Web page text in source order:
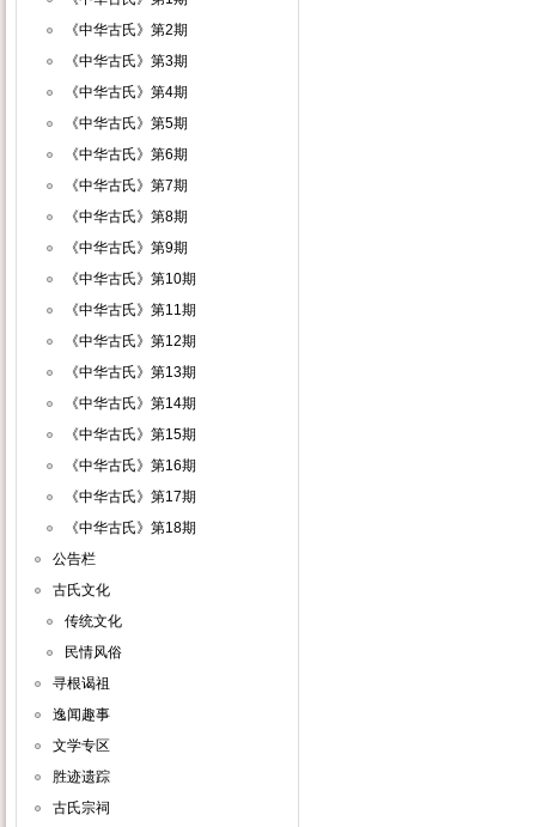
《中华古氏》第2期
《中华古氏》第3期
《中华古氏》第4期
《中华古氏》第5期
《中华古氏》第6期
《中华古氏》第7期
《中华古氏》第8期
《中华古氏》第9期
《中华古氏》第10期
《中华古氏》第11期
《中华古氏》第12期
《中华古氏》第13期
《中华古氏》第14期
《中华古氏》第15期
《中华古氏》第16期
《中华古氏》第17期
《中华古氏》第18期
公告栏
古氏文化
传统文化
民情风俗
寻根谒祖
逸闻趣事
文学专区
胜迹遗踪
古氏宗祠